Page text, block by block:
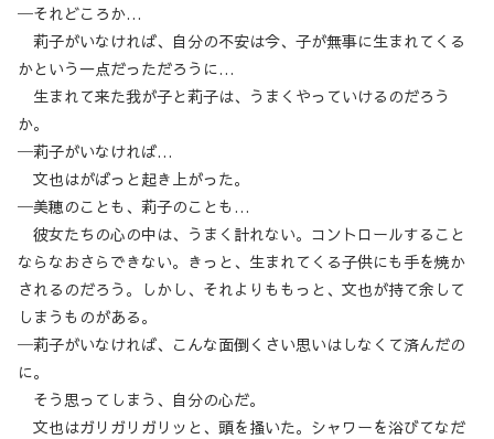
─それどころか…
莉子がいなければ、自分の不安は今、子が無事に生まれてくる
かという一点だっただろうに…
生まれて来た我が子と莉子は、うまくやっていけるのだろう
か。
─莉子がいなければ…
文也はがばっと起き上がった。
─美穂のことも、莉子のことも…
彼女たちの心の中は、うまく計れない。コントロールすること
ならなおさらできない。きっと、生まれてくる子供にも手を焼か
されるのだろう。しかし、それよりももっと、文也が持て余して
しまうものがある。
─莉子がいなければ、こんな面倒くさい思いはしなくて済んだの
に。
そう思ってしまう、自分の心だ。
文也はガリガリガリッと、頭を掻いた。シャワーを浴びてなだ